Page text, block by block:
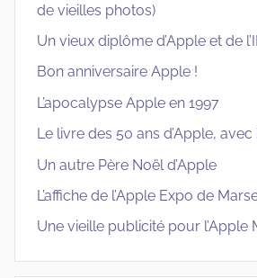
de vieilles photos)
Un vieux diplôme d’Apple et de
Bon anniversaire Apple !
L’apocalypse Apple en 1997
Le livre des 50 ans d’Apple,
Un autre Père Noël d’Apple
L’affiche de l’Apple Expo de
Une vieille publicité pour l’Apple